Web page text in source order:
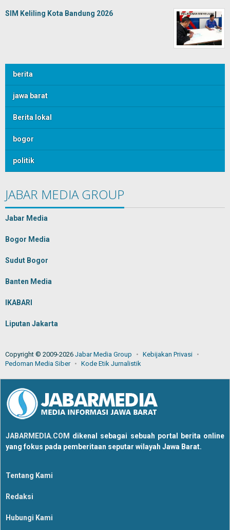
SIM Keliling Kota Bandung 2026
berita
jawa barat
Berita lokal
bogor
politik
JABAR MEDIA GROUP
Jabar Media
Bogor Media
Sudut Bogor
Banten Media
IKABARI
Liputan Jakarta
Copyright © 2009-2026 Jabar Media Group
Kebijakan Privasi
Pedoman Media Siber
Kode Etik Jurnalistik
JABARMEDIA.COM dikenal sebagai sebuah portal berita online
yang fokus pada pemberitaan seputar wilayah Jawa Barat.
Tentang Kami
Redaksi
Hubungi Kami